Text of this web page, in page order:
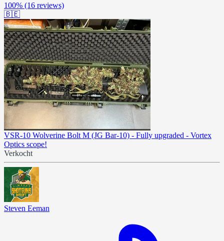
100% (16 reviews)
🇧🇪
VSR-10 Wolverine Bolt M (JG Bar-10) - Fully upgraded - Vortex
Optics scope!
Verkocht
Steven Eeman